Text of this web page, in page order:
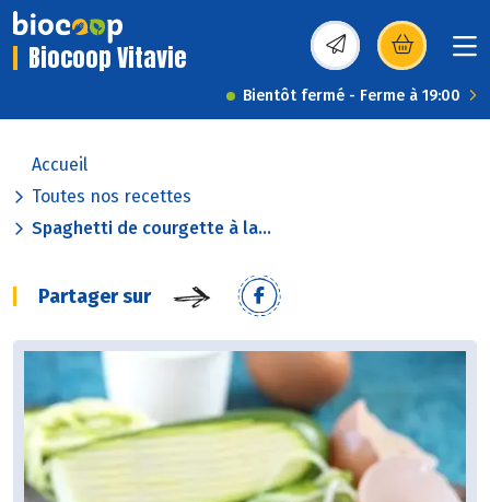
Biocoop Vitavie (s’ouvre dans une
Bientôt fermé - Ferme à 19:00
Accueil
Toutes nos recettes
Spaghetti de courgette à la...
Partager sur